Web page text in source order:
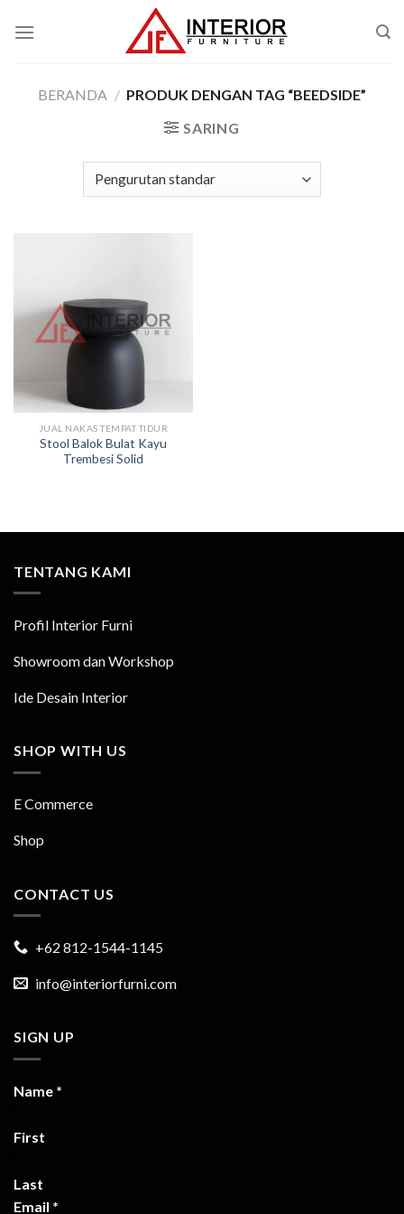
BERANDA / PRODUK DENGAN TAG “BEEDSIDE”
SARING
JUAL NAKAS TEMPAT TIDUR
Stool Balok Bulat Kayu
Trembesi Solid
TENTANG KAMI
Profil Interior Furni
Showroom dan Workshop
Ide Desain Interior
SHOP WITH US
E Commerce
Shop
CONTACT US
+62 812-1544-1145
info@interiorfurni.com
SIGN UP
Name *
First
Last
Email *